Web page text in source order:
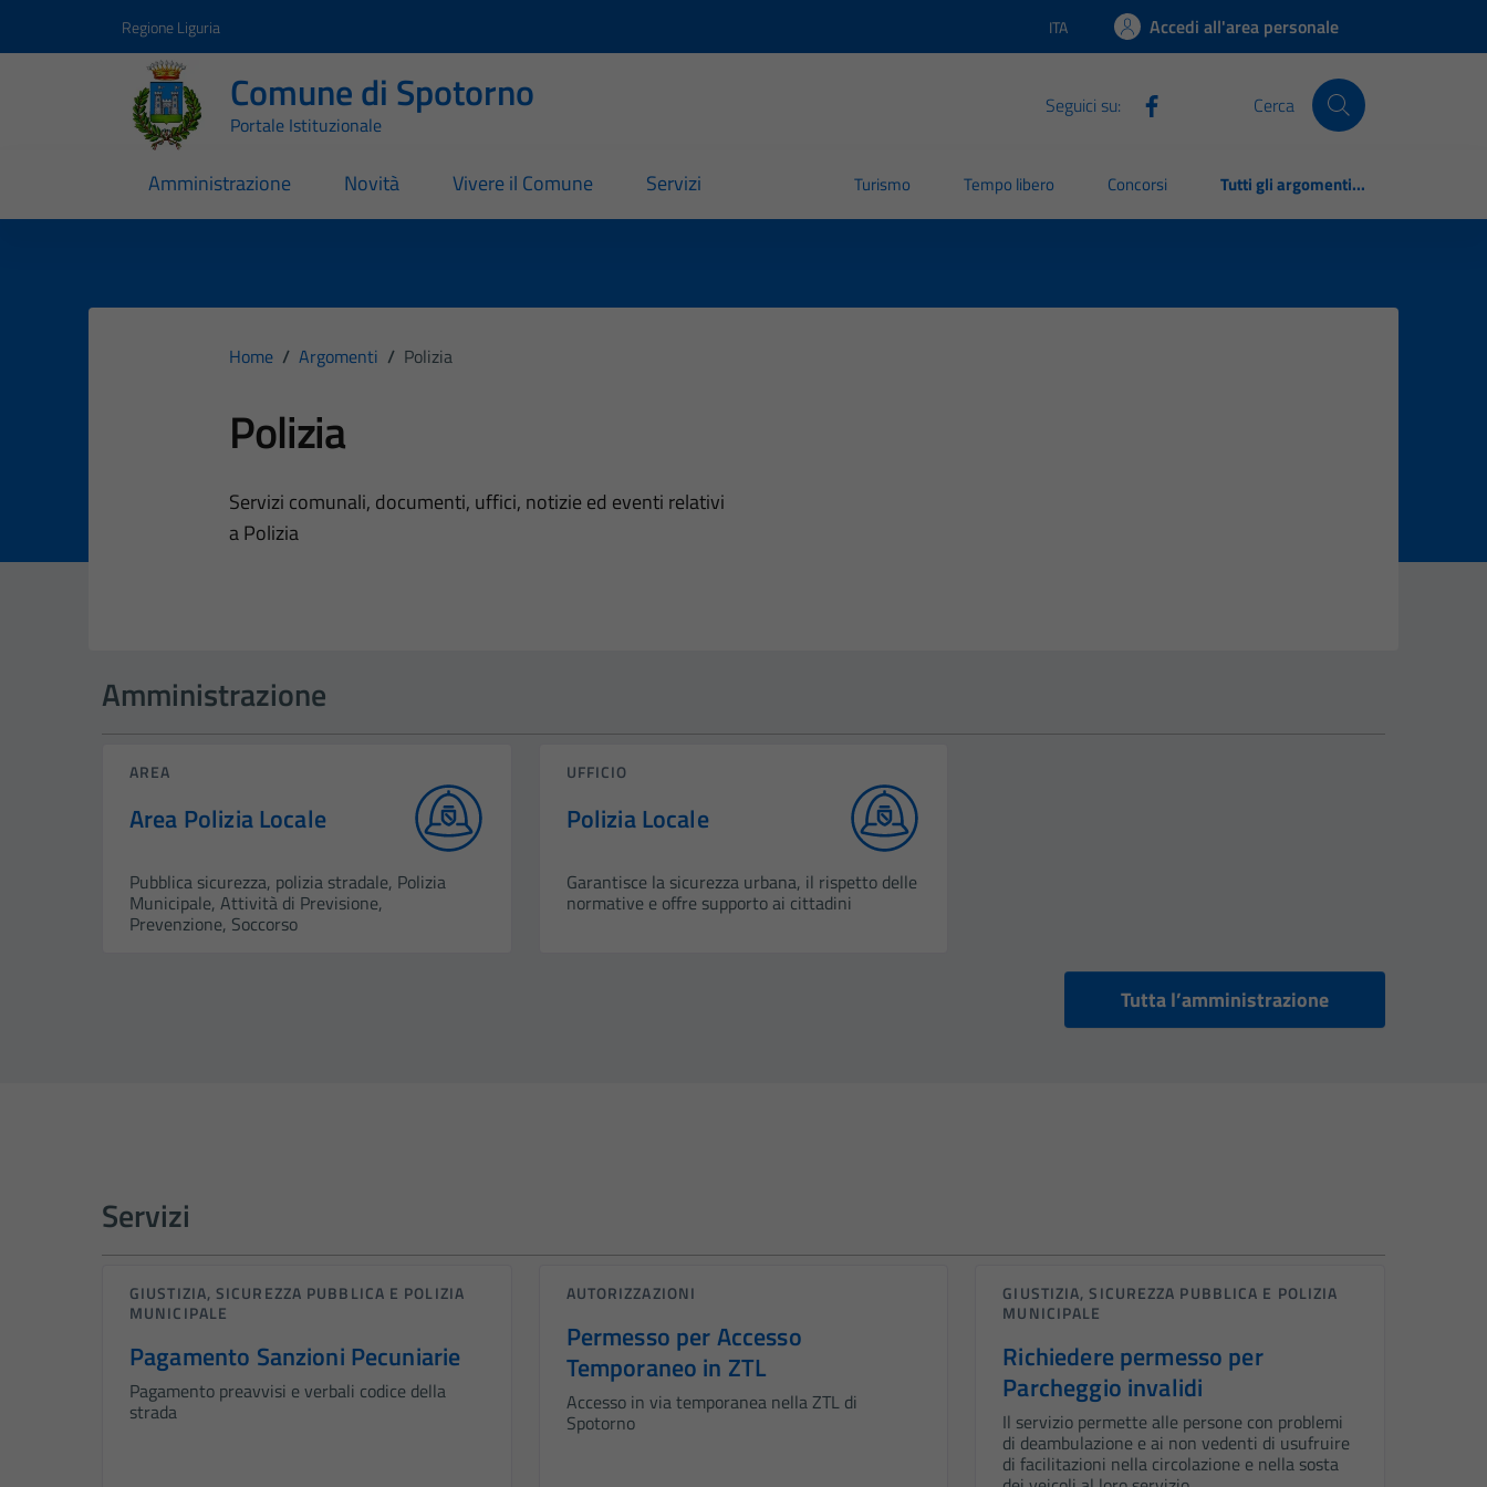
Regione Liguria Lingua attiva:
ITA Accedi all'area personale
Comune di Spotorno
Portale Istituzionale
Seguici su: Cerca
Amministrazione Novità Vivere il Comune Servizi Turismo Tempo libero Concorsi Tutti gli argomenti...
Home / Argomenti / Polizia
Polizia
Dettagli dell'argomento
Servizi comunali, documenti, uffici, notizie ed eventi relativi
a Polizia
Amministrazione
AREA
Area Polizia Locale
Pubblica sicurezza, polizia stradale, Polizia
Municipale, Attività di Previsione,
Prevenzione, Soccorso
UFFICIO
Polizia Locale
Garantisce la sicurezza urbana, il rispetto delle
normative e offre supporto ai cittadini
Tutta l’amministrazione
Servizi
GIUSTIZIA, SICUREZZA PUBBLICA E POLIZIA
MUNICIPALE
Pagamento Sanzioni Pecuniarie
Pagamento preavvisi e verbali codice della
strada
AUTORIZZAZIONI
Permesso per Accesso
Temporaneo in ZTL
Accesso in via temporanea nella ZTL di
Spotorno
GIUSTIZIA, SICUREZZA PUBBLICA E POLIZIA
MUNICIPALE
Richiedere permesso per
Parcheggio invalidi
Il servizio permette alle persone con problemi
di deambulazione e ai non vedenti di usufruire
di facilitazioni nella circolazione e nella sosta